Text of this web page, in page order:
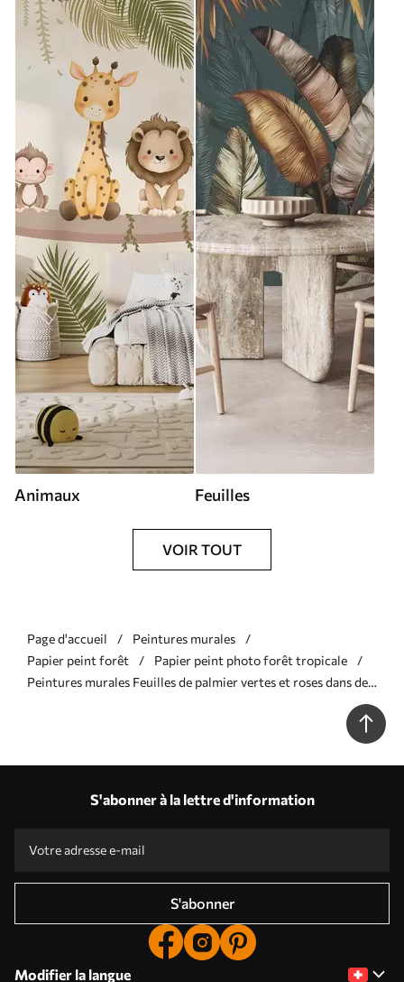
Animaux Feuilles
VOIR TOUT
Page d'accueil
Peintures murales
Papier peint forêt
Papier peint photo forêt tropicale
Peintures murales Feuilles de palmier vertes et roses dans des
S'abonner à la lettre d'information
S'abonner
Modifier la langue